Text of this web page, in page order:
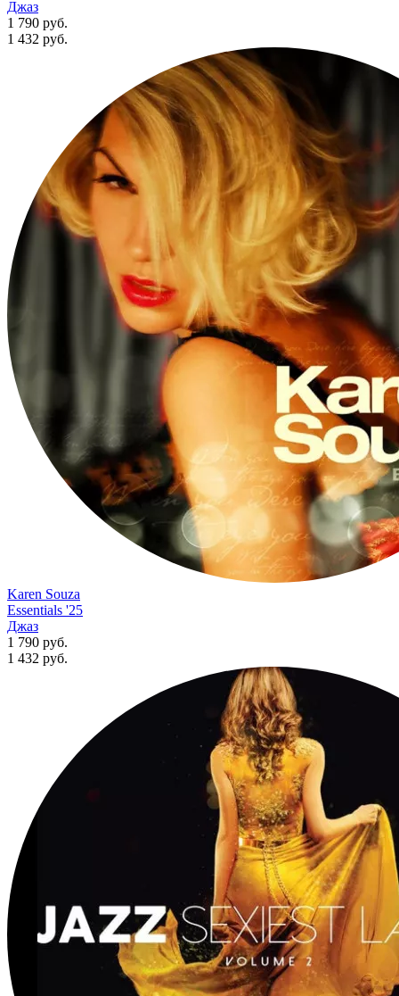
Джаз
1 790 руб.
1 432 руб.
Karen Souza
Essentials '25
Джаз
1 790 руб.
1 432 руб.